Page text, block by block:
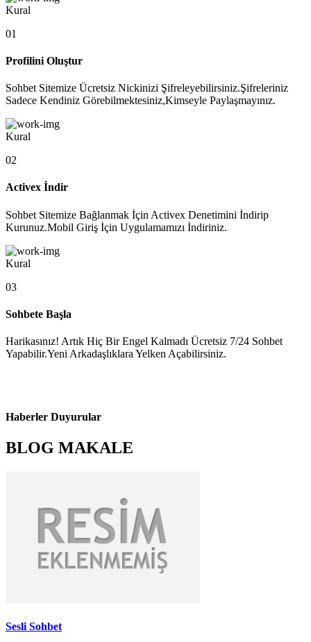
Kural
01
Profilini Oluştur
Sohbet Sitemize Ücretsiz Nickinizi Şifreleyebilirsiniz.Şifreleriniz
Sadece Kendiniz Görebilmektesiniz,Kimseyle Paylaşmayınız.
Kural
02
Activex İndir
Sohbet Sitemize Bağlanmak İçin Activex Denetimini İndirip
Kurunuz.Mobil Giriş İçin Uygulamamızı İndiriniz.
Kural
03
Sohbete Başla
Harikasınız! Artık Hiç Bir Engel Kalmadı Ücretsiz 7/24 Sohbet
Yapabilir.Yeni Arkadaşlıklara Yelken Açabilirsiniz.
Haberler Duyurular
BLOG MAKALE
Sesli Sohbet